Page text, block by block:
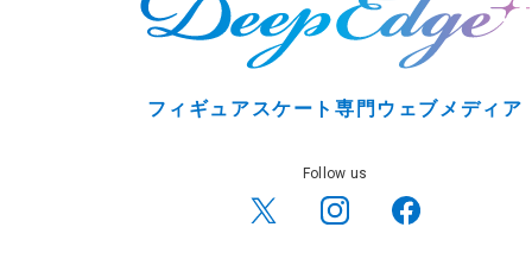
フィギュアスケート専門ウェブメディア
Follow us